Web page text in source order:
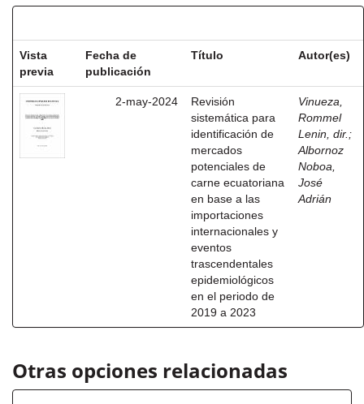
Vista
previa
Fecha de
publicación
Título Autor(es)
2-may-2024
Revisión
sistemática para
identificación de
mercados
potenciales de
carne ecuatoriana
en base a las
importaciones
internacionales y
eventos
trascendentales
epidemiológicos
en el periodo de
2019 a 2023
Vinueza,
Rommel
Lenin, dir. ;
Albornoz
Noboa,
José
Adrián
Otras opciones relacionadas